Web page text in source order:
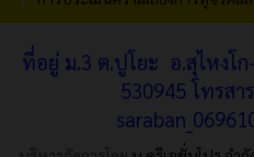
ที่อยู่ ม.3 ต.ปูโยะ อ.สุไหงโ
530945 โทรสา